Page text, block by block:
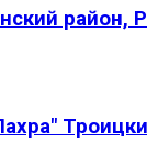
район,